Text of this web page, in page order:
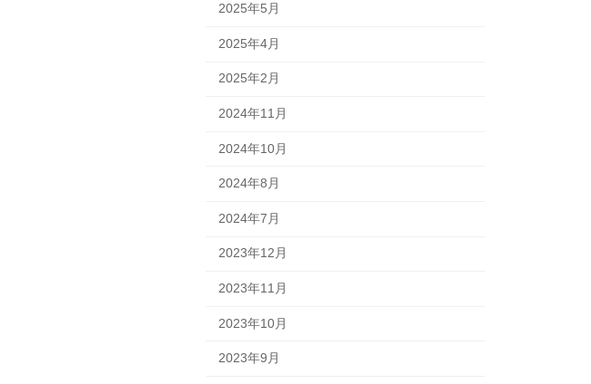
2025年5月
2025年4月
2025年2月
2024年11月
2024年10月
2024年8月
2024年7月
2023年12月
2023年11月
2023年10月
2023年9月